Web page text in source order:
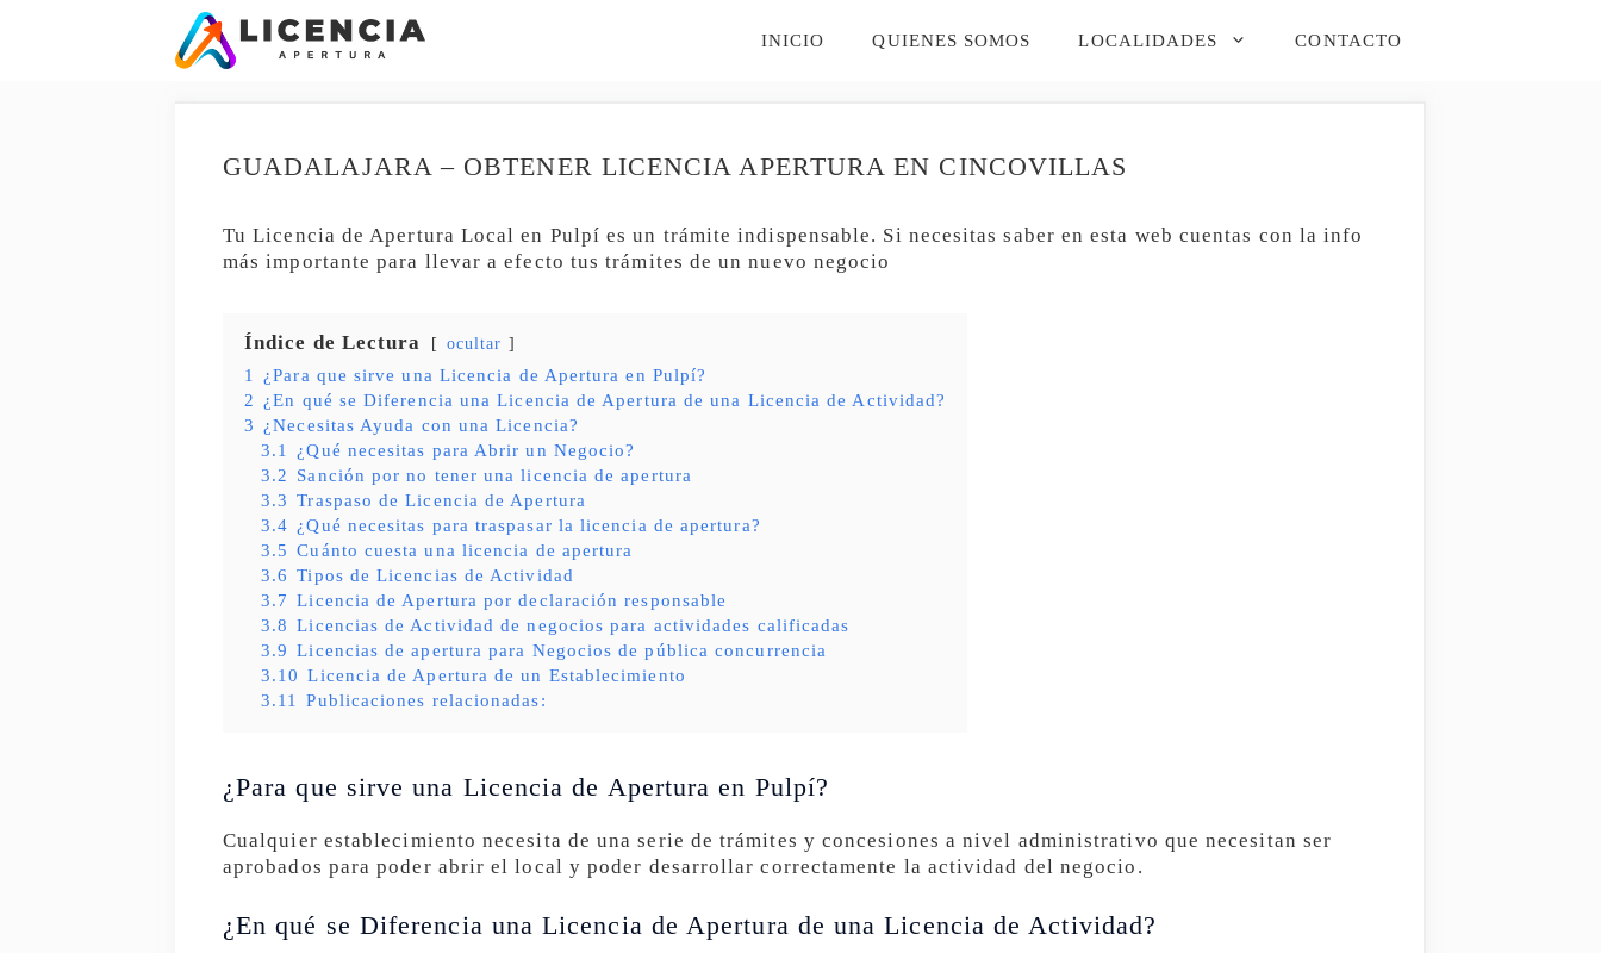
INICIO QUIENES SOMOS LOCALIDADES CONTACTO
GUADALAJARA – OBTENER LICENCIA APERTURA EN CINCOVILLAS
Tu Licencia de Apertura Local en Pulpí es un trámite indispensable. Si necesitas saber en esta web cuentas con la info
más importante para llevar a efecto tus trámites de un nuevo negocio
Índice de Lectura ocultar
1
¿Para que sirve una Licencia de Apertura en Pulpí?
2 ¿En qué se Diferencia una Licencia de Apertura de una Licencia de Actividad?
3 ¿Necesitas Ayuda con una Licencia?
3.1
¿Qué necesitas para Abrir un Negocio?
3.2 Sanción por no tener una licencia de apertura
3.3 Traspaso de Licencia de Apertura
3.4 ¿Qué necesitas para traspasar la licencia de apertura?
3.5 Cuánto cuesta una licencia de apertura
3.6 Tipos de Licencias de Actividad
3.7 Licencia de Apertura por declaración responsable
3.8 Licencias de Actividad de negocios para actividades calificadas
3.9 Licencias de apertura para Negocios de pública concurrencia
3.10 Licencia de Apertura de un Establecimiento
3.11
Publicaciones relacionadas:
¿Para que sirve una Licencia de Apertura en Pulpí?
Cualquier establecimiento necesita de una serie de trámites y concesiones a nivel administrativo que necesitan ser
aprobados para poder abrir el local y poder desarrollar correctamente la actividad del negocio.
¿En qué se Diferencia una Licencia de Apertura de una Licencia de Actividad?